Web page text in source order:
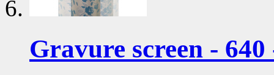
Gravure screen - 640